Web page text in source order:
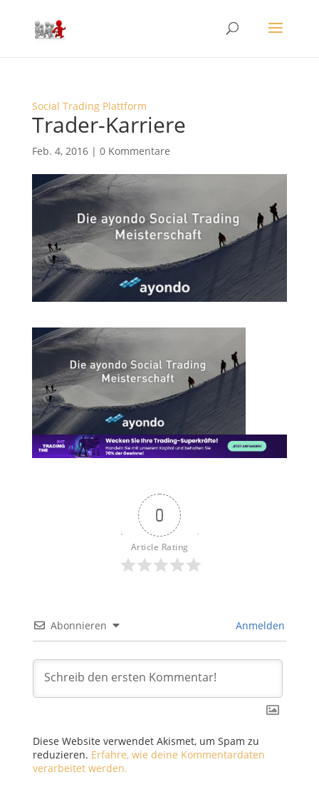
Social Trading Plattform
Trader-Karriere
Feb. 4, 2016| 0 Kommentare
0
Article Rating
Abonnieren Anmelden
Diese Website verwendet Akismet, um Spam zu
reduzieren. Erfahre, wie deine Kommentardaten
verarbeitet werden.